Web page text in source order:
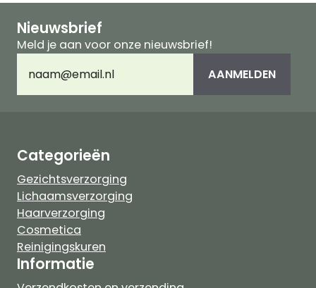
Nieuwsbrief
Meld je aan voor onze nieuwsbrief!
mailadres(Vereist) AANMELDEN
Categorieën
Gezichtsverzorging
Lichaamsverzorging
Haarverzorging
Cosmetica
Reinigingskuren
Informatie